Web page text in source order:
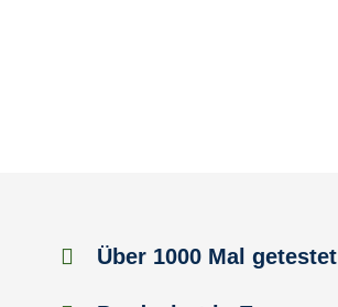
Über 1000 Mal getestet